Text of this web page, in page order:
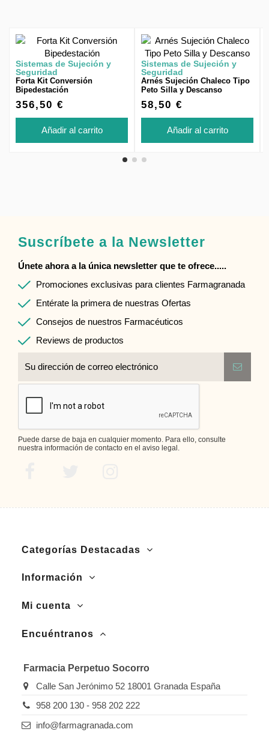
Sistemas de Sujeción y
Seguridad
Forta Kit Conversión
Bipedestación
356,50 €
Añadir al carrito
Sistemas de Sujeción y
Seguridad
Arnés Sujeción Chaleco Tipo
Peto Silla y Descanso
58,50 €
Añadir al carrito
Suscríbete a la Newsletter
Únete ahora a la única newsletter que te ofrece.....
Promociones exclusivas para clientes Farmagranada
Entérate la primera de nuestras Ofertas
Consejos de nuestros Farmacéuticos
Reviews de productos
Puede darse de baja en cualquier momento. Para ello, consulte
nuestra información de contacto en el aviso legal.
Categorías Destacadas
Información
Mi cuenta
Encuéntranos
Farmacia Perpetuo Socorro
Calle San Jerónimo 52 18001 Granada España
958 200 130 - 958 202 222
info@farmagranada.com